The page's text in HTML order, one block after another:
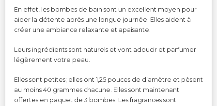
En effet, les bombes de bain sont un excellent moyen pour
aider la détente après une longue journée. Elles aident à
créer une ambiance relaxante et apaisante.
Leurs ingrédients sont naturels et vont adoucir et parfumer
légèrement votre peau.
Elles sont petites; elles ont 1,25 pouces de diamètre et pèsent
au moins 40 grammes chacune. Elles sont maintenant
offertes en paquet de 3 bombes. Les fragrances sont